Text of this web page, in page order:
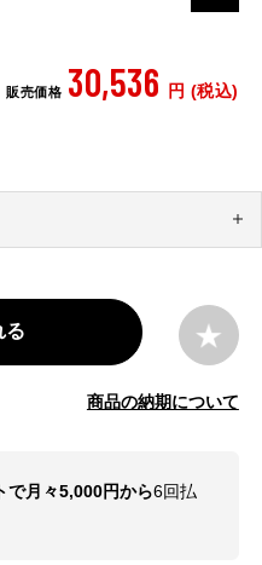
販売価格 30,536 円 (税込)
る
商品の納期について
で月々5,000円から6回払